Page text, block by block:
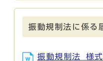
振動規制法に係る
振動規制法_様